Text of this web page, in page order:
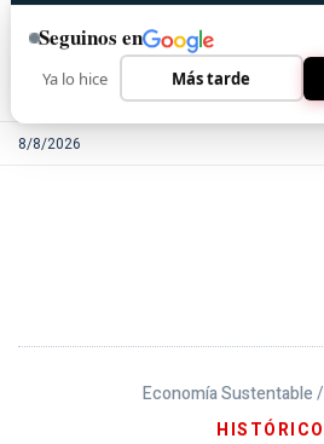
8/8/2026
Economía Sustentable /
HISTÓRICO
Seguinos en
Ya lo hice Más tarde